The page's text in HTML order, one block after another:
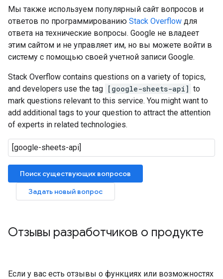
Мы также используем популярный сайт вопросов и
ответов по программированию Stack Overflow для
ответа на технические вопросы. Google не владеет
этим сайтом и не управляет им, но вы можете войти в
систему с помощью своей учетной записи Google.
Stack Overflow contains questions on a variety of topics,
and developers use the tag [google-sheets-api] to
mark questions relevant to this service. You might want to
add additional tags to your question to attract the attention
of experts in related technologies.
Поиск существующих вопросов
Задать новый вопрос
Отзывы разработчиков о продукте
Если у вас есть отзывы о функциях или возможностях